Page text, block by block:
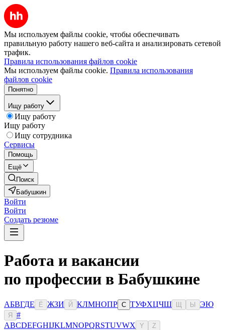
Мы используем файлы cookie, чтобы обеспечивать
правильную работу нашего веб-сайта и анализировать сетевой
трафик.
Правила использования файлов cookie
Мы используем файлы cookie. Правила использования
файлов cookie
Понятно
Ищу работу
Ищу работу
Ищу работу
Ищу сотрудника
Сервисы
Помощь
Ещё
Поиск
Бабушкин
Войти
Войти
Создать резюме
Работа и вакансии
по профессии в Бабушкине
АБВГДЕ Ё ЖЗИ Й КЛМНОПР С ТУФХЦЧШ Ы ЭЮ
Я
#
ABCDEFGHIJKLMNOPQRSTUVWX Y Z